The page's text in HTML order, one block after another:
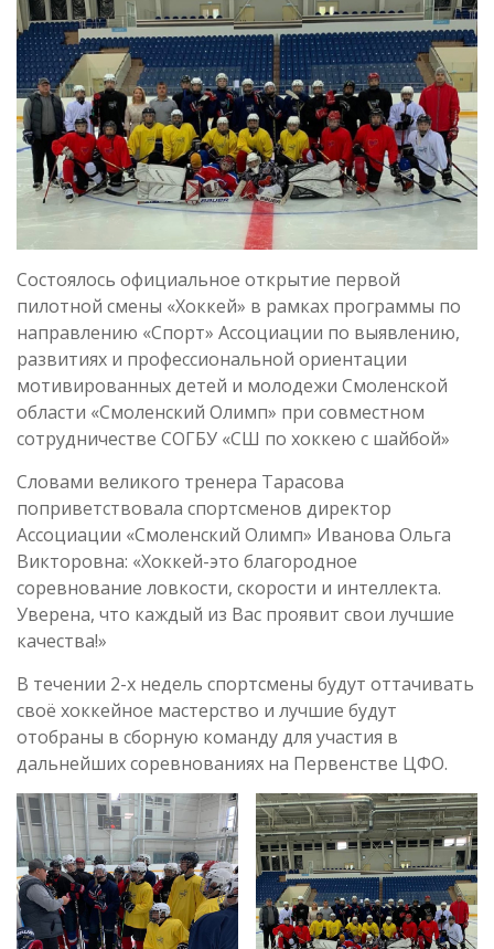
Состоялось официальное открытие первой
пилотной смены «Хоккей» в рамках программы по
направлению «Спорт» Ассоциации по выявлению,
развитиях и профессиональной ориентации
мотивированных детей и молодежи Смоленской
области «Смоленский Олимп» при совместном
сотрудничестве СОГБУ «СШ по хоккею с шайбой»
Словами великого тренера Тарасова
поприветствовала спортсменов директор
Ассоциации «Смоленский Олимп» Иванова Ольга
Викторовна: «Хоккей-это благородное
соревнование ловкости, скорости и интеллекта.
Уверена, что каждый из Вас проявит свои лучшие
качества!»
В течении 2-х недель спортсмены будут оттачивать
своё хоккейное мастерство и лучшие будут
отобраны в сборную команду для участия в
дальнейших соревнованиях на Первенстве ЦФО.